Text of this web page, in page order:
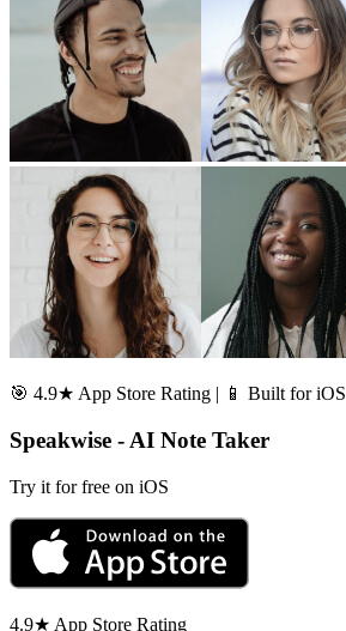
🎯 4.9★ App Store Rating | 📱 Built for iOS
Speakwise - AI Note Taker
Try it for free on iOS
4.9★ App Store Rating